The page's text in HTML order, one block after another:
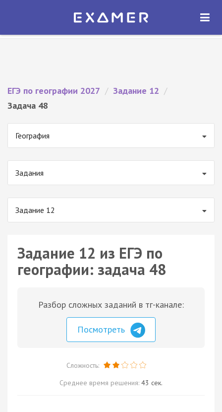
Экзамер — ЕГЭ 2027
ОТКРЫТЬ
ЕГЭ по географии 2027 / Задание 12 /
Задача 48
География
Задания
Задание 12
Задание 12 из ЕГЭ по
географии: задача 48
Разбор сложных заданий в тг-канале:
Посмотреть
Сложность:
Среднее время решения: 43 сек.